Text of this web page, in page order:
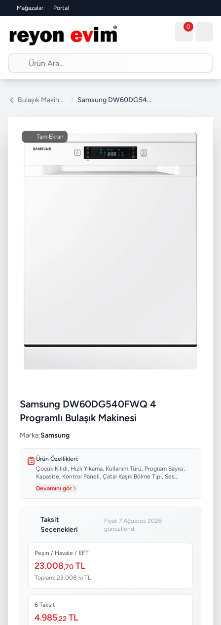
Mağazalar| Portal
0
Bulaşık Makinesi / Samsung DW60DG540FWQ 4 Programlı Bulaşık Makinesi
Tam Ekran
Samsung DW60DG540FWQ 4
Programlı Bulaşık Makinesi
Marka:Samsung
Ürün Özellikleri:
Çocuk Kilidi, Hızlı Yıkama, Kullanım Türü, Program Sayısı,
Kapasite, Kontrol Paneli, Çatal Kaşık Bölme Tipi, Ses
Devamını gör
Taksit
Seçenekleri
Fiyat 7 Ağustos 2026
güncellendi
Peşin / Havale / EFT
23.008,70 TL
Toplam: 23.008,70 TL
6 Taksit
4.985,22 TL